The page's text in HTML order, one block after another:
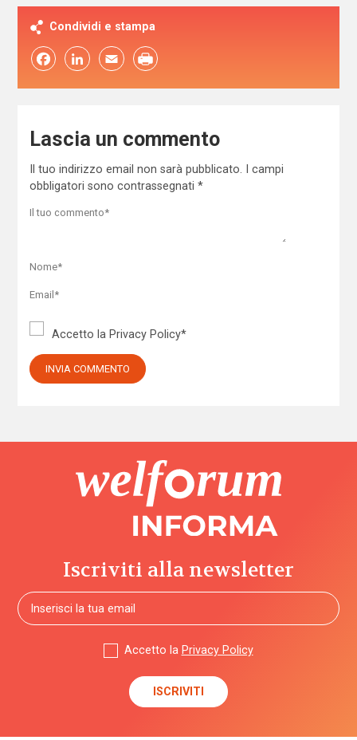
Condividi e stampa
FacebookLinkedIn Email
Lascia un commento
Il tuo indirizzo email non sarà pubblicato.
I campi
obbligatori sono contrassegnati *
Accetto la Privacy Policy*
Iscriviti alla newsletter
Accetto la Privacy Policy